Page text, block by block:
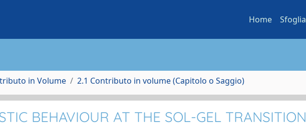
Home Sfoglia
in Volume 2.1 Contributo in volume (Capitolo o Saggio)
BEHAVIOUR AT THE SOL-GEL TRANSITION